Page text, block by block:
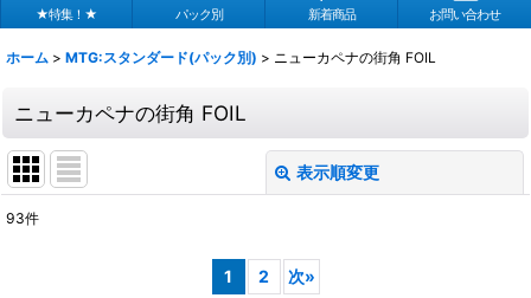
★特集！★ パック別 新着商品 お問い合わせ
ホーム > MTG:スタンダード(パック別) > ニューカペナの街角 FOIL
ニューカペナの街角 FOIL
表示順変更
93件
1 2 次»